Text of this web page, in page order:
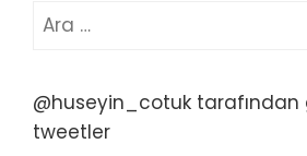
Arama:
@huseyin_cotuk tarafından
tweetler